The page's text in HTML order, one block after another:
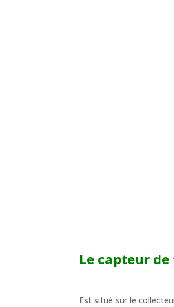
Le capteur de
Est situé sur le